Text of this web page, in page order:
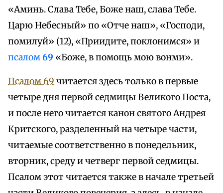
«Аминь. Слава Тебе, Боже наш, слава Тебе.
Царю Небесный» по «Отче наш», «Господи,
помилуй» (12), «Приидите, поклонимся» и
псалом69 «Боже, в помощь мою вонми».
Псалом 69 читается здесь только в первые
четыре дня первой седмицы Великого Поста,
и после него читается канон святого Андрея
Критского, разделенный на четыре части,
читаемые соответственно в понедельник,
вторник, среду и четверг первой седмицы.
Псалом этот читается также в начале третьей